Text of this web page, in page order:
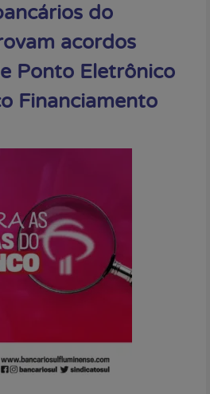
do
acordos
Ponto Eletrônico
Financiamento